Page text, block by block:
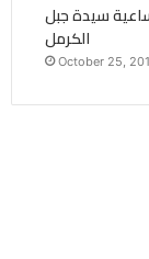
سيدة جبل
الكرمل
October 25,